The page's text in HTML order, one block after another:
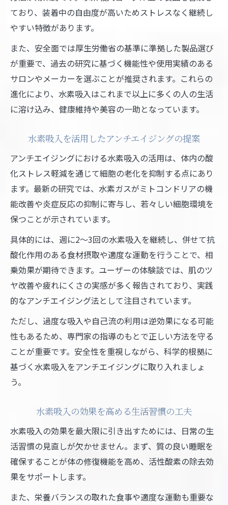
ており、装着中の自由度が高いためストレスなく継続し
やすい特徴があります。
また、安全面では厚生労働省の基準に準拠した製品選び
が重要で、過去の研究に基づく機能性や使用実績のある
サロンやメーカーを選ぶことが推奨されます。これらの
進化により、水素吸入はこれまで以上に多くの人の生活
に溶け込み、健康維持や美容の一助となっています。
水素吸入を活用したアンチエイジングの提案
アンチエイジングにおける水素吸入の活用は、体内の酸
化ストレス軽減を通じて細胞の老化を抑制する点にあり
ます。最新の研究では、水素ガスがミトコンドリアの機
能改善や炎症反応の抑制に寄与し、若々しい細胞環境を
保つことが示されています。
具体的には、週に2～3回の水素吸入を継続し、併せて抗
酸化作用のある食材摂取や適度な運動を行うことで、相
乗効果が期待できます。ユーザーの体験談では、肌のツ
ヤ改善や疲れにくさの実感が多く報告されており、実践
的なアンチエイジング法として注目されています。
ただし、過度な吸入や自己流の利用は逆効果になる可能
性もあるため、専門家の指導のもとで正しい方法を守る
ことが重要です。安全性を重視しながら、科学的根拠に
基づく水素吸入をアンチエイジングに取り入れましょ
う。
水素吸入の効果を高める生活習慣の工夫
水素吸入の効果を最大限に引き出すためには、日常の生
活習慣の見直しが欠かせません。まず、質の良い睡眠を
確保することが体の修復機能を高め、活性酸素の除去効
果をサポートします。
また、栄養バランスの取れた食事や適度な運動も重要な